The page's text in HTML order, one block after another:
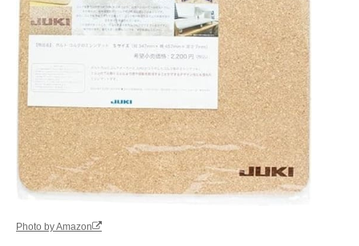
Photo by Amazon